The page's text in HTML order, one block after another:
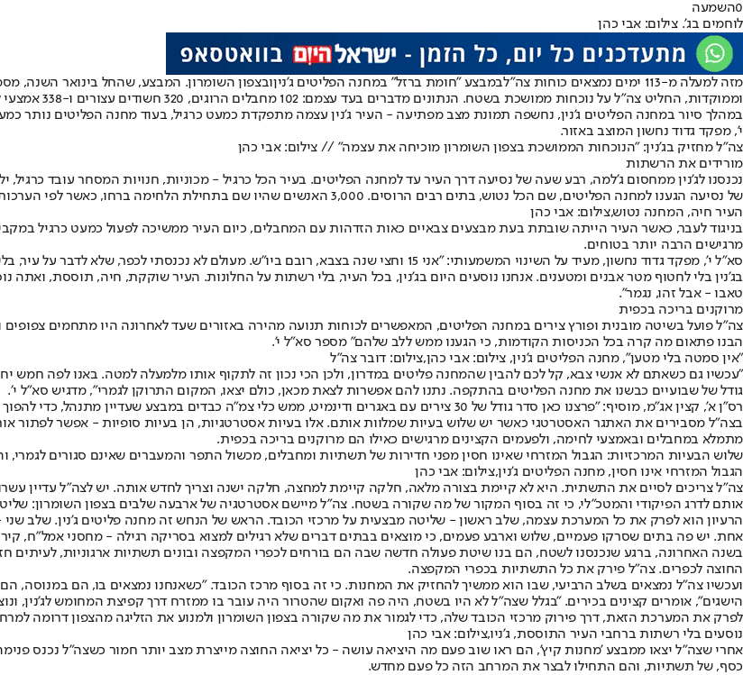
0השמעה
לוחמים בג'. צילום: אבי כהן
מזה למעלה מ-113 ימים נמצאים כוחות צה"ל במבצע "חומת ברזל" במחנה הפליטים ג'ניןובצפון השומרון. המבצע, שהחל בינואר השנה,
וממוקדות, החליט צה"ל על נוכחות ממושכת בשטח. הנתונים מדברים בעד עצמם: 102 מחבלים הרוגים, 320 חשודים עצורים ו-338 אמצעי לחימה שנתפסו תוך 4,343 סריקות בתים.
במהלך סיור במחנה הפליטים ג'נין, נחשפה תמונת מצב מפתיעה - העיר ג'נין עצמה מתפקדת כמעט כרגיל, בעוד מחנה הפליטים נותר
י', מפקד גדוד נחשון המוצב באזור.
צה"ל מחזיק בג'נין: "הנוכחות הממושכת בצפון השומרון מוכיחה את עצמה" // צילום: אבי כהן
מורידים את הרשתות
נכנסנו לג'נין ממחסום ג'למה, רבע שעה של נסיעה דרך העיר עד למחנה הפליטים. בעיר הכל כרגיל - מכוניות, חנויות המסחר עובד
של נסיעה הגענו למחנה הפליטים, שם הכל נטוש, בתים רבים הרוסים. 3,000 האנשים שהיו שם בתחילת הלחימה ברחו, כאשר לפי הערכות צה"ל כ-25 אחוזים מהם היו מחבלים.
העיר חיה, המחנה נטוש,צילום: אבי כהן
בניגוד לעבר, כאשר העיר הייתה שובתת בעת מבצעים צבאיים כאות הזדהות עם המחבלים, כיום העיר ממשיכה לפעול כמעט כרגיל
מרגישים הרבה יותר בטוחים.
סא"ל י', מפקד גדוד נחשון, מעיד על השינוי המשמעותי: "אני 15 וחצי שנה בצבא, רובם ביו"ש. מעולם
בג'נין בלי לחטוף מטר אבנים ומטענים. אנחנו נוסעים היום בג'נין, בכל העיר, בלי רשתות על החלונות. העיר שוקקת, חיה, תוססת,
טאבו - אבל זהו, נגמר״.
מרוקנים בריכה בכפית
צה"ל פועל בשיטה מובנית ופורץ צירים במחנה הפליטים, המאפשרים לכוחות תנועה מהירה באזורים שעד לאחרונה היו מתחמים
הבנו פתאום מה קרה בכל הכניסות הקודמות, כי הגענו ממש ללב שלהם" מספר סא"ל י'.
"אין סמטה בלי מטען", מחנה הפליטים ג'נין, צילום: אבי כהן,צילום: דובר צה"ל
"עכשיו גם כשאתם לא אנשי צבא, קל לכם להבין שהמחנה פליטים במדרון, ולכן הכי נכון זה לתקוף אותו מלמעלה למטה. באנו לפה חמש
גודל של שבועיים כבשנו את מחנה הפליטים בהתקפה. נתנו להם אפשרות לצאת מכאן, כולם יצאו, המקום התרוקן לגמרי״, מדגיש סא״ל י׳.
רס"ן א', קצין אג"מ, מוסיף: "פרצנו כאן סדר גודל של 30 צירים עם באגרים ודינמיט, ממש כלי צמ"ה כבדים במבצע שעדיין מתנהל, כדי להפוך את מחנה הפליטים לשכונה שאפשר לפעול בה בצורה משמעותית".
בצה״ל מסבירים את האתגר האסטרטגי כאשר יש שלוש בעיות שמלוות אותם. אלו בעיות אסטרטגיות, הן בעיות סופיות - אפשר לפתור
מתמלא במחבלים ובאמצעי לחימה, ולפעמים הקצינים מרגישים כאילו הם מרוקנים בריכה בכפית.
שלוש הבעיות המרכזיות: הגבול המזרחי שאינו חסין מפני חדירות של תשתיות ומחבלים, מכשול התפר והמעברים שאינם סגורים לגמרי,
הגבול המזרחי אינו חסין, מחנה הפליטים ג'נין,צילום: אבי כהן
צה״ל צריכים לסיים את התשתית. היא לא קיימת בצורה מלאה, חלקה קיימת למחצה, חלקה ישנה וצריך לחדש אותה. יש לצה"ל עדיין
אותם לדרג הפיקודי והמטכ"לי, כי זה בסוף המקור של מה שקורה בשטח. צה"ל מיישם אסטרטגיה של ארבעה שלבים בצפון השומרון:
הרעיון הוא לפרק את כל המערכת עצמה, שלב ראשון - שליטה מבצעית על מרכזי הכובד. הראש של הנחש זה מחנה פליטים ג'נין. שלב
אחת. יש פה בתים שסרקו פעמיים, שלוש וארבע פעמים, כי מוצאים בבתים דברים שלא רגילים למצוא בסריקה רגילה - מחסני אמל"ח,
בשנה האחרונה, ברגע שנכנסנו לשטח, הם בנו שיטת פעולה חדשה שבה הם בורחים לכפרי המקפצה ובונים תשתיות ארגוניות, לעיתים
החוצה לכפרים. צה״ל פירק את כל התשתיות בכפרי המקפצה.
ועכשיו צה"ל נמצאים בשלב הרביעי, שבו הוא ממשיך להחזיק את המחנות. כי זה בסוף מרכז הכובד. ״כשאנחנו נמצאים בו, הם במנוסה,
הישגים", אומרים קצינים בכירים. "בגלל שצה״ל לא היו בשטח, היה פה ואקום שהטרור היה עובר בו ממזרח דרך קפיצת המחומש לג'נין,
לפרק את המערכת הזאת, דרך פירוק מרכזי הכובד שלה, כדי לגמור את מה שקורה בצפון השומרון ולמנוע את הזליגה מהצפון דרומה
נוסעים בלי רשתות ברחבי העיר התוססת, ג'ניו,צילום: אבי כהן
אחרי שצה״ל יצאו ממבצע 'מחנות קיץ', הם ראו שוב פעם מה היציאה עושה - כל יציאה החוצה מייצרת מצב יותר חמור כשצה״ל נכנס
כסף, של תשתיות, והם התחילו לבצר את המרחב הזה כל פעם מחדש.